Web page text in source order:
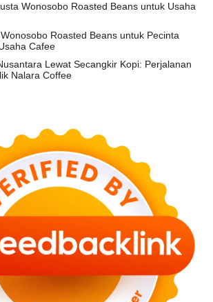
Wonosobo Roasted Beans untuk Usaha
Roasted Beans untuk Pecinta
Cafee
Lewat Secangkir Kopi: Perjalanan
Nalara Coffee